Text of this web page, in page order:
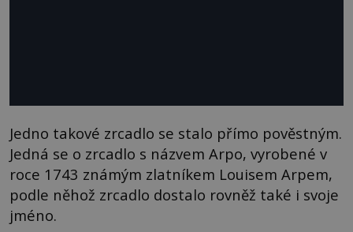
Jedno takové zrcadlo se stalo přímo pověstným.
Jedná se o zrcadlo s názvem Arpo, vyrobené v
roce 1743 známým zlatníkem Louisem Arpem,
podle něhož zrcadlo dostalo rovněž také i svoje
jméno.